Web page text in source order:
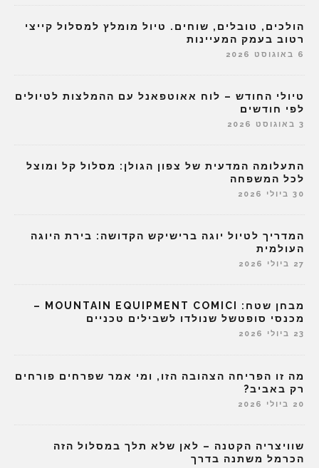
הולכים, טובלים, שוחים. טיול מומלץ למסלול קייצי
רטוב בעמק המעיינות
6 באוגוסט 2026
טיולי החודש – לוח אאוטפאנל עם ההמלצות לטיולים
לפי חודשים
3 באוגוסט 2026
התעלומה המדעית של צפון הגולן: מסלול קל ומוצל
לכל המשפחה
30 ביולי 2026
המדריך לטיול יוגה ברישיקש הקדושה: בירת היוגה
העולמית
27 ביולי 2026
מבחן שטח: MOUNTAIN EQUIPMENT COMICI –
מכנסי סופטשל שנולדו לשבילים טכניים
23 ביולי 2026
מה זו הפריחה הצהובה הזו, ומי אמר שפרחים פורחים
רק באביב?
20 ביולי 2026
שוויצריה הקטנה – לאן שלא תלך במסלול הזה
הכרמל משתנה בדרך